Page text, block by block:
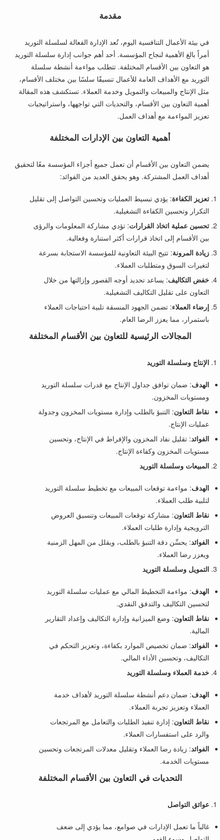
مقدمة
في بيئة الأعمال التنافسية اليوم، تُعد الإدارة الفعالة لسلسلة التوريد
أمراً بالغ الأهمية لنجاح المؤسسة. أحد أهم جوانب إدارة سلسلة التوريد
هو التعاون بين الأقسام المختلفة. تتطلب مواءمة أنشطة سلسلة
التوريد مع الأهداف العامة للأعمال تنسيقًا سلسًا بين مختلف الأقسام،
مثل الإنتاج والمبيعات والتمويل وخدمة العملاء. تستكشف هذه المقالة
أهمية التعاون بين الأقسام، والتحديات التي تواجهها، واستراتيجيات
تعزيز المواءمة مع أهداف العمل.
أهمية التعاون بين الإدارات المختلفة
يضمن التعاون بين الأقسام أن تعمل جميع أجزاء المؤسسة معًا لتحقيق
أهداف العمل المشتركة. وهو يحقق العديد من الفوائد:
تعزيز الكفاءة: يؤدي تبسيط العمليات وتحسين التواصل إلى تقليل
التكرار وتحسين الكفاءة التشغيلية.
تحسين عملية اتخاذ القرارات: تؤدي مشاركة المعلومات والرؤى
بين الأقسام إلى اتخاذ قرارات أكثر استنارة وفعالية.
زيادة المرونة: تتيح البيئة التعاونية للمؤسسة الاستجابة بسرعة
لتغيرات السوق ومتطلبات العملاء.
خفض التكاليف: يساعد تحديد أوجه القصور وإزالتها من خلال
التعاون على تقليل التكاليف التشغيلية.
إرضاء العملاء: تضمن الجهود المنسقة تلبية احتياجات العملاء
باستمرار، مما يعزز الرضا العام.
المجالات الرئيسية للتعاون بين الأقسام المختلفة
الإنتاج وسلسلة التوريد
الهدف: ضمان توافق جداول الإنتاج مع قدرات سلسلة التوريد
ومستويات المخزون.
نقاط التعاون: التنبؤ بالطلب وإدارة مستويات المخزون وجدولة
عمليات الإنتاج.
الفوائد: تقليل نفاد المخزون والإفراط في الإنتاج، وتحسين
مستويات المخزون وكفاءة الإنتاج.
المبيعات وسلسلة التوريد
الهدف: مواءمة توقعات المبيعات مع تخطيط سلسلة التوريد
لتلبية طلب العملاء.
نقاط التعاون: مشاركة توقعات المبيعات وتنسيق العروض
الترويجية وإدارة طلبات العملاء.
الفوائد: يحسِّن دقة التنبؤ بالطلب، ويقلل من المهل الزمنية
ويعزز رضا العملاء.
التمويل وسلسلة التوريد
الهدف: مواءمة التخطيط المالي مع عمليات سلسلة التوريد
لتحسين التكاليف والتدفق النقدي.
نقاط التعاون: وضع الميزانية وإدارة التكاليف وإعداد التقارير
المالية.
الفوائد: ضمان تخصيص الموارد بكفاءة، وتعزيز التحكم في
التكاليف، وتحسين الأداء المالي.
خدمة العملاء وسلسلة التوريد
الهدف: ضمان دعم أنشطة سلسلة التوريد لأهداف خدمة
العملاء وتعزيز تجربة العملاء.
نقاط التعاون: إدارة تنفيذ الطلبات والتعامل مع المرتجعات
والرد على استفسارات العملاء.
الفوائد: زيادة رضا العملاء وتقليل معدلات المرتجعات وتحسين
مستويات الخدمة.
التحديات في التعاون بين الأقسام المختلفة
عوائق التواصل
غالباً ما تعمل الإدارات في صوامع، مما يؤدي إلى ضعف